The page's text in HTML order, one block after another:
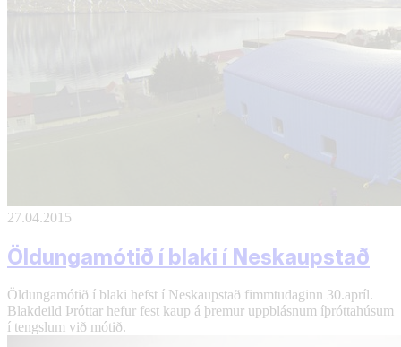
27.04.2015
Öldungamótið í blaki í Neskaupstað
Öldungamótið í blaki hefst í Neskaupstað fimmtudaginn 30.apríl.
Blak­deild Þrótt­ar hef­ur fest kaup á þrem­ur upp­blásn­um íþrótta­hús­um
í tengslum við mótið.